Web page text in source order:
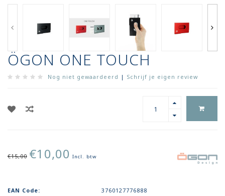
ÖGON ONE TOUCH
Nog niet gewaardeerd | Schrijf je eigen review
€15,00 €10,00 Incl. btw
EAN Code:
3760127776888